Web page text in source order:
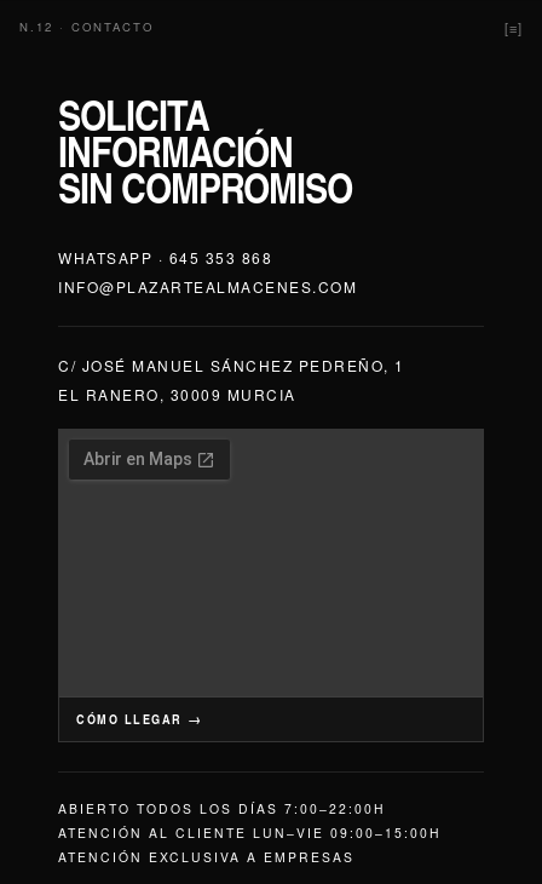
N.12 · CONTACTO [≡]
SOLICITA
INFORMACIÓN
SIN COMPROMISO
WHATSAPP · 645 353 868
INFO@PLAZARTEALMACENES.COM
C/ JOSÉ MANUEL SÁNCHEZ PEDREÑO, 1
EL RANERO, 30009 MURCIA
CÓMO LLEGAR →
ABIERTO TODOS LOS DÍAS 7:00–22:00H
ATENCIÓN AL CLIENTE LUN–VIE 09:00–15:00H
ATENCIÓN EXCLUSIVA A EMPRESAS